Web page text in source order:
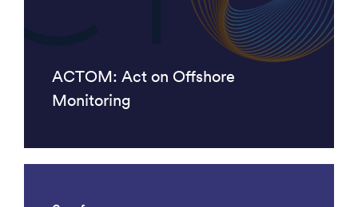
ACTOM: Act on Offshore
Monitoring